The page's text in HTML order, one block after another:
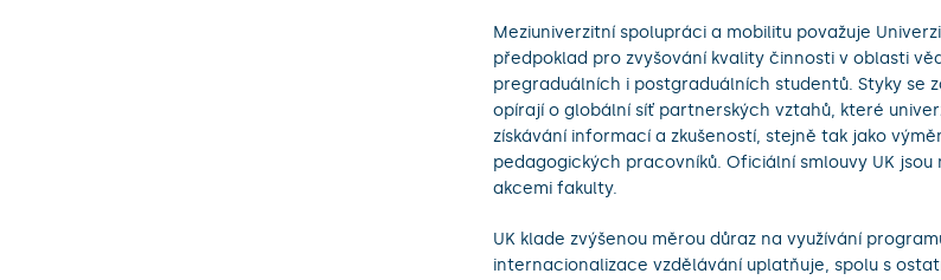
Meziuniverzitní spolupráci a mobilitu považuje
předpoklad pro zvyšování kvality činnosti v oblasti
pregraduálních i postgraduálních studentů. Styky se
opírají o globální síť partnerských vztahů, které
získávání informací a zkušeností, stejně tak jako
pedagogických pracovníků. Oficiální smlouvy UK
akcemi fakulty.
UK klade zvýšenou měrou důraz na využívání
internacionalizace vzdělávání uplatňuje, spolu s